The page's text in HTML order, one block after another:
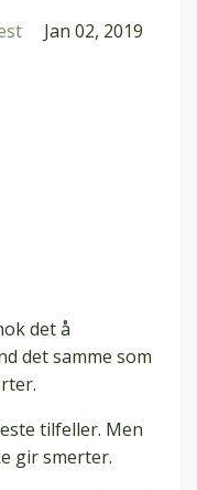
Jan 02, 2019
det å
det samme som
tilfeller. Men
gir smerter.